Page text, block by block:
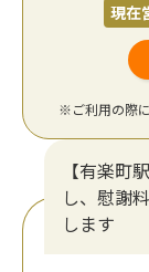
現在
※ご利用の際
【有楽町
し、慰謝
します